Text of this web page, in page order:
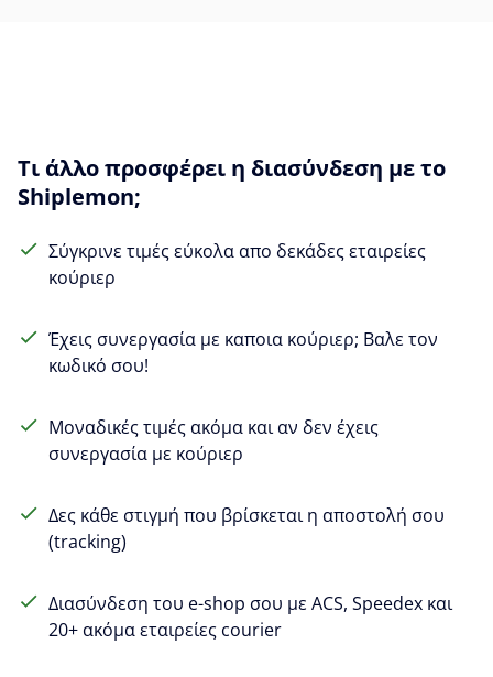
Τι άλλο προσφέρει η διασύνδεση με το
Shiplemon;
Σύγκρινε τιμές εύκολα απο δεκάδες εταιρείες
κούριερ
Έχεις συνεργασία με καποια κούριερ; Βαλε τον
κωδικό σου!
Μοναδικές τιμές ακόμα και αν δεν έχεις
συνεργασία με κούριερ
Δες κάθε στιγμή που βρίσκεται η αποστολή σου
(tracking)
Διασύνδεση του e-shop σου με ACS, Speedex και
20+ ακόμα εταιρείες courier